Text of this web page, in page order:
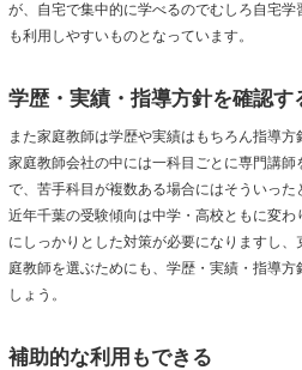
が、自宅で集中的に学べるのでむしろ自宅
も利用しやすいものとなっています。
学歴・実績・指導方針を確認す
また家庭教師は学歴や実績はもちろん指導方
家庭教師会社の中には一科目ごとに専門講
で、苦手科目が複数ある場合にはそういった
近年千葉の受験傾向は中学・高校ともに変わ
にしっかりとした対策が必要になりますし
庭教師を選ぶためにも、学歴・実績・指導
しょう。
補助的な利用もできる